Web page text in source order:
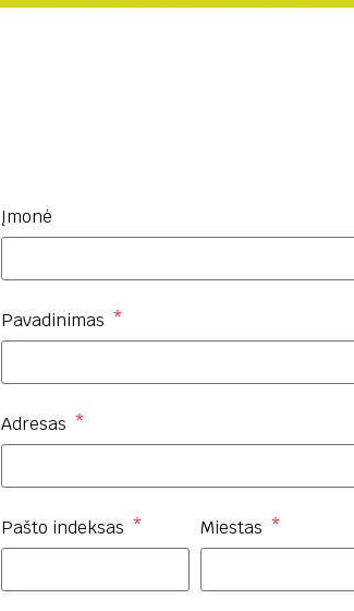
Įmonė
Pavadinimas
Adresas
Pašto indeksas Miestas